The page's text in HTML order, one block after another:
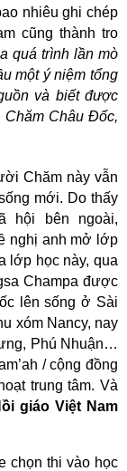
nhiêu ghi chép
cũng thành tro
quá trình lần mò
một ý niệm tổng
và biết được
Châu Đốc,
Chăm này vẫn
mới. Do thấy
hội bên ngoài,
nghị anh mở lớp
lớp học này, qua
Champa được
lên sống ở Sài
xóm Nancy, nay
Phú Nhuận…
/ cộng đồng
trung tâm. Và
giáo Việt Nam
chọn thi vào học